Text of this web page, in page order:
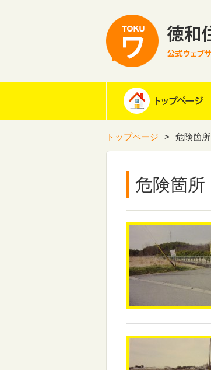
トップページ 危険箇所
危険箇所